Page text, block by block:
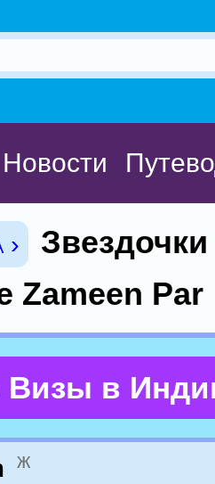
Новости
›
Zameen Par
Визы в
ж